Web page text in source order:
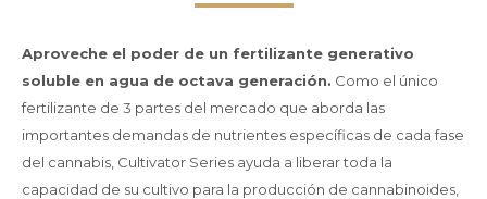
Aproveche el poder de un fertilizante generativo
soluble en agua de octava generación. Como el único
fertilizante de 3 partes del mercado que aborda las
importantes demandas de nutrientes específicas de cada fase
del cannabis, Cultivator Series ayuda a liberar toda la
capacidad de su cultivo para la producción de cannabinoides,